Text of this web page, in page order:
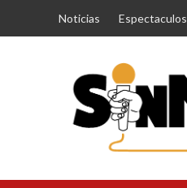
Noticias Espectaculos